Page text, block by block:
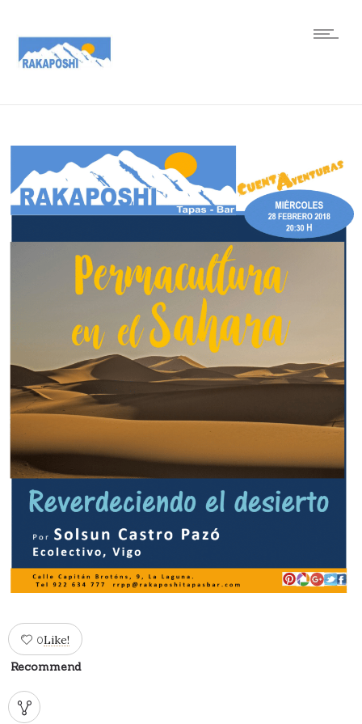
0Like!
Recommend